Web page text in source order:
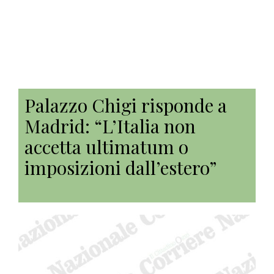
Palazzo Chigi risponde a
Madrid: “L’Italia non
accetta ultimatum o
imposizioni dall’estero”